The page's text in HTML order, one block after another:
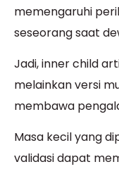
memengaruhi
seseorang saat
Jadi, inner child
melainkan versi
membawa
Masa kecil yang
validasi dapat